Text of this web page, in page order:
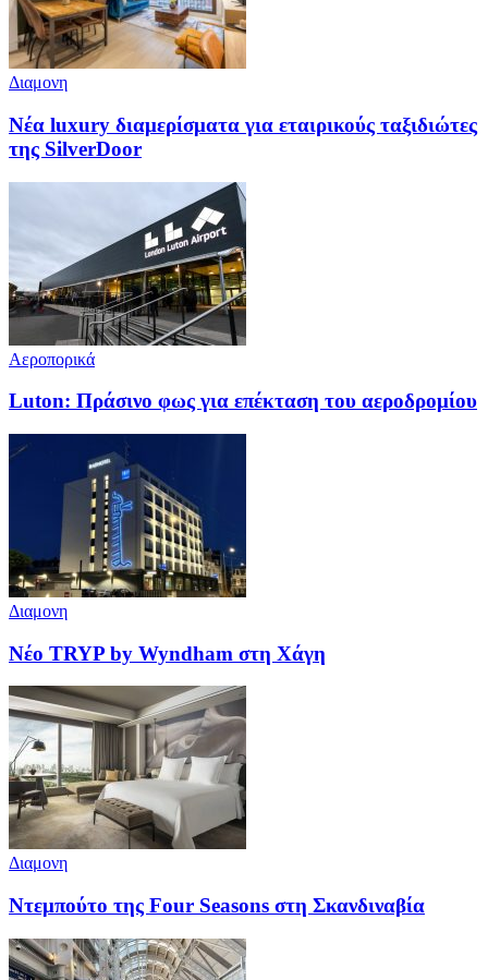
Διαμονη
Νέα luxury διαμερίσματα για εταιρικούς ταξιδιώτες
της SilverDoor
Αεροπορικά
Luton: Πράσινο φως για επέκταση του αεροδρομίου
Διαμονη
Νέο TRYP by Wyndham στη Χάγη
Διαμονη
Ντεμπούτο της Four Seasons στη Σκανδιναβία